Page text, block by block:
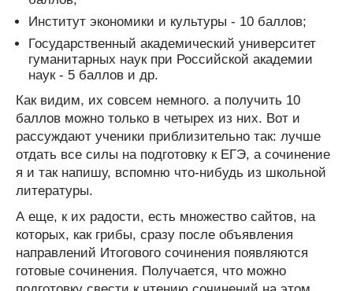
Институт экономики и культуры - 10 баллов;
Государственный академический университет
гуманитарных наук при Российской академии
наук - 5 баллов и др.
Как видим, их совсем немного. а получить 10
баллов можно только в четырех из них. Вот и
рассуждают ученики приблизительно так: лучше
отдать все силы на подготовку к ЕГЭ, а сочинение
я и так напишу, вспомню что-нибудь из школьной
литературы.
А еще, к их радости, есть множество сайтов, на
которых, как грибы, сразу после объявления
направлений Итогового сочинения появляются
готовые сочинения. Получается, что можно